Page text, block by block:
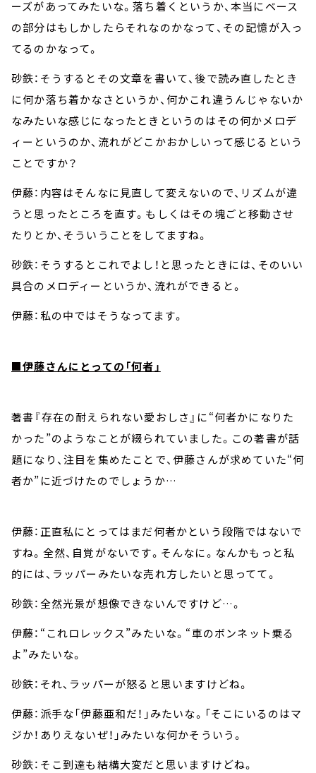
ーズがあってみたいな。落ち着くというか、本当にベース
の部分はもしかしたらそれなのかなって、その記憶が入っ
てるのかなって。
砂鉄：そうするとその文章を書いて、後で読み直したとき
に何か落ち着かなさというか、何かこれ違うんじゃないか
なみたいな感じになったときというのはその何かメロデ
ィーというのか、流れがどこかおかしいって感じるという
ことですか？
伊藤：内容はそんなに見直して変えないので、リズムが違
うと思ったところを直す。もしくはその塊ごと移動させ
たりとか、そういうことをしてますね。
砂鉄：そうするとこれでよし！と思ったときには、そのいい
具合のメロディーというか、流れができると。
伊藤：私の中ではそうなってます。
■伊藤さんにとっての「何者」
著書『存在の耐えられない愛おしさ』に“何者かになりた
かった”のようなことが綴られていました。この著書が話
題になり、注目を集めたことで、伊藤さんが求めていた“何
者か”に近づけたのでしょうか…
伊藤：正直私にとってはまだ何者かという段階ではないで
すね。全然、自覚がないです。そんなに。なんかもっと私
的には、ラッパーみたいな売れ方したいと思ってて。
砂鉄：全然光景が想像できないんですけど…。
伊藤：“これロレックス”みたいな。“車のボンネット乗る
よ”みたいな。
砂鉄：それ、ラッパーが怒ると思いますけどね。
伊藤：派手な「伊藤亜和だ！」みたいな。「そこにいるのはマ
ジか！ありえないぜ！」みたいな何かそういう。
砂鉄：そこ到達も結構大変だと思いますけどね。